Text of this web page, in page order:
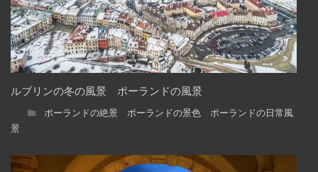
ルブリンの冬の風景 ポーランドの風景
ポーランドの絶景 ポーランドの景色 ポーランドの日常風
景